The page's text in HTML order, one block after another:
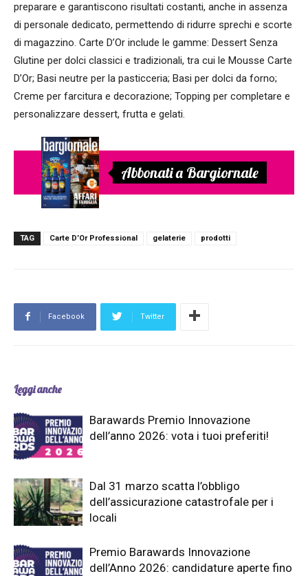
preparare e garantiscono risultati costanti, anche in assenza
di personale dedicato, permettendo di ridurre sprechi e scorte
di magazzino. Carte D’Or include le gamme: Dessert Senza
Glutine per dolci classici e tradizionali, tra cui le Mousse Carte
D’Or; Basi neutre per la pasticceria; Basi per dolci da forno;
Creme per farcitura e decorazione; Topping per completare e
personalizzare dessert, frutta e gelati.
Abbonati a Bargiornale
TAG Carte D’Or Professional gelaterie prodotti
Facebook Twitter
Leggi anche
Barawards Premio Innovazione
dell’anno 2026: vota i tuoi preferiti!
Dal 31 marzo scatta l’obbligo
dell’assicurazione catastrofale per i
locali
Premio Barawards Innovazione
dell’Anno 2026: candidature aperte fino